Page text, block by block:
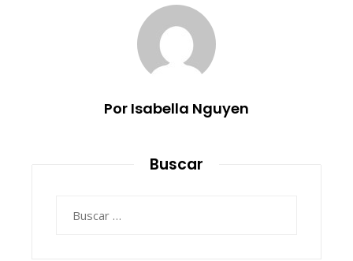
Por Isabella Nguyen
Buscar